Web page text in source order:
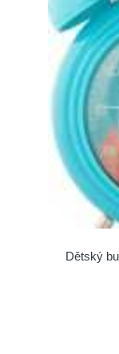
Dětský